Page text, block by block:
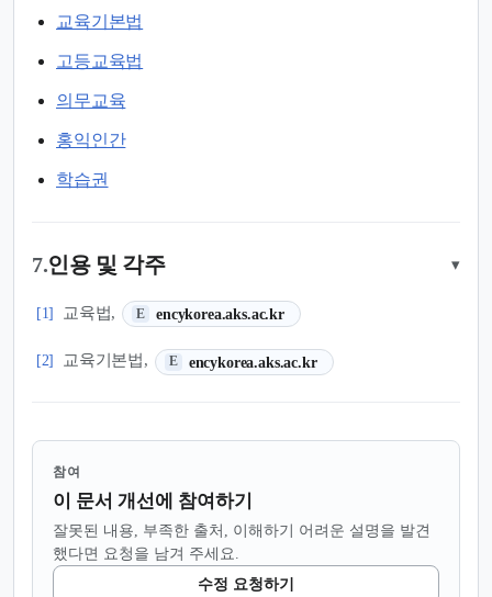
교육기본법
고등교육법
의무교육
홍익인간
학습권
7.인용 및 각주 ▾
[1] 교육법, E encykorea.aks.ac.kr
(새 탭에서 열림)
[2] 교육기본법, E encykorea.aks.ac.kr
(새 탭에서 열림)
참여
이 문서 개선에 참여하기
잘못된 내용, 부족한 출처, 이해하기 어려운 설명을 발견
했다면 요청을 남겨 주세요.
수정 요청하기